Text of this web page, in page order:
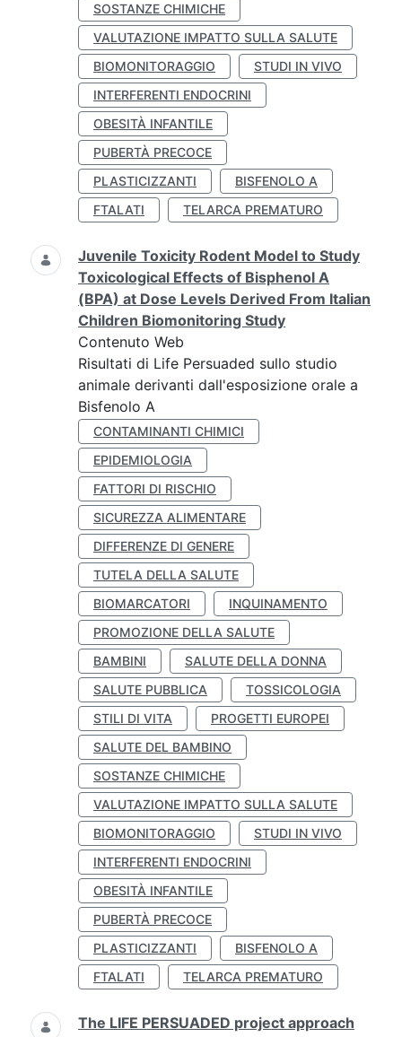
SOSTANZE CHIMICHE
VALUTAZIONE IMPATTO SULLA SALUTE
BIOMONITORAGGIO
STUDI IN VIVO
INTERFERENTI ENDOCRINI
OBESITÀ INFANTILE
PUBERTÀ PRECOCE
PLASTICIZZANTI
BISFENOLO A
FTALATI
TELARCA PREMATURO
Juvenile Toxicity Rodent Model to Study
Toxicological Effects of Bisphenol A
(BPA) at Dose Levels Derived From Italian
Children Biomonitoring Study
Contenuto Web
Risultati di Life Persuaded sullo studio
animale derivanti dall'esposizione orale a
Bisfenolo A
CONTAMINANTI CHIMICI
EPIDEMIOLOGIA
FATTORI DI RISCHIO
SICUREZZA ALIMENTARE
DIFFERENZE DI GENERE
TUTELA DELLA SALUTE
BIOMARCATORI
INQUINAMENTO
PROMOZIONE DELLA SALUTE
BAMBINI
SALUTE DELLA DONNA
SALUTE PUBBLICA
TOSSICOLOGIA
STILI DI VITA
PROGETTI EUROPEI
SALUTE DEL BAMBINO
SOSTANZE CHIMICHE
VALUTAZIONE IMPATTO SULLA SALUTE
BIOMONITORAGGIO
STUDI IN VIVO
INTERFERENTI ENDOCRINI
OBESITÀ INFANTILE
PUBERTÀ PRECOCE
PLASTICIZZANTI
BISFENOLO A
FTALATI
TELARCA PREMATURO
The LIFE PERSUADED project approach